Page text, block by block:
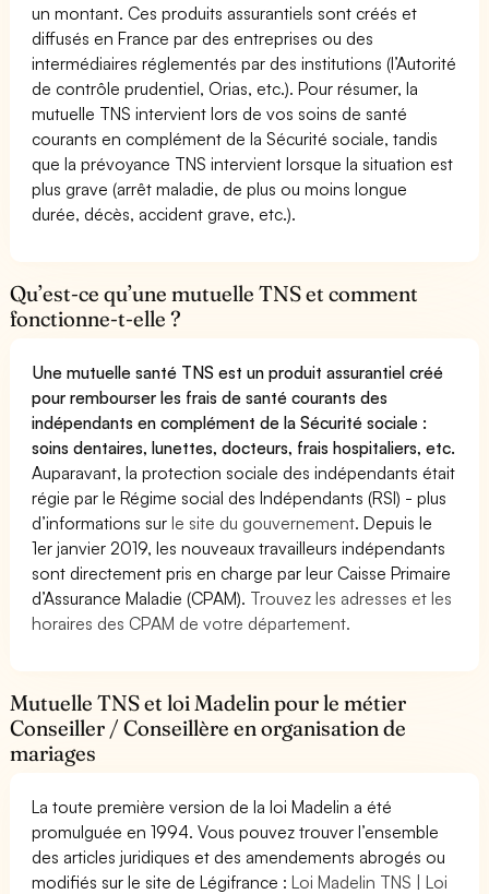
un montant. Ces produits assurantiels sont créés et
diffusés en France par des entreprises ou des
intermédiaires réglementés par des institutions (l’Autorité
de contrôle prudentiel, Orias, etc.). Pour résumer, la
mutuelle TNS intervient lors de vos soins de santé
courants en complément de la Sécurité sociale, tandis
que la prévoyance TNS intervient lorsque la situation est
plus grave (arrêt maladie, de plus ou moins longue
durée, décès, accident grave, etc.).
Qu’est-ce qu’une mutuelle TNS et comment
fonctionne-t-elle ?
Une mutuelle santé TNS est un produit assurantiel créé
pour rembourser les frais de santé courants des
indépendants en complément de la Sécurité sociale :
soins dentaires, lunettes, docteurs, frais hospitaliers, etc.
Auparavant, la protection sociale des indépendants était
régie par le Régime social des Indépendants (RSI) - plus
d’informations surle site du gouvernement. Depuis le
1er janvier 2019, les nouveaux travailleurs indépendants
sont directement pris en charge par leur Caisse Primaire
d’Assurance Maladie (CPAM). Trouvez les adresses et les
horaires des CPAM de votre département.
Mutuelle TNS et loi Madelin pour le métier
Conseiller / Conseillère en organisation de
mariages
La toute première version de la loi Madelin a été
promulguée en 1994. Vous pouvez trouver l’ensemble
des articles juridiques et des amendements abrogés ou
modifiés sur le site de Légifrance :Loi Madelin TNS | Loi